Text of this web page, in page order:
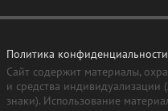
Политика конфиденциальности
Сайт содержит материалы,
и средства индивидуализации
знаки). Использование